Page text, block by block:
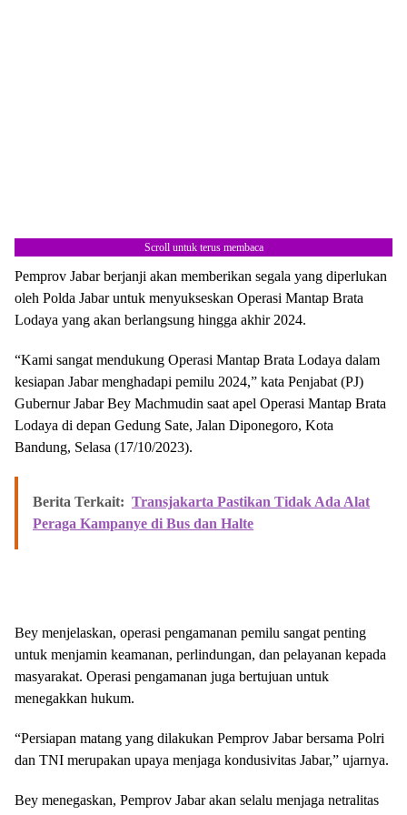
Scroll untuk terus membaca
Pemprov Jabar berjanji akan memberikan segala yang diperlukan
oleh Polda Jabar untuk menyukseskan Operasi Mantap Brata
Lodaya yang akan berlangsung hingga akhir 2024.
“Kami sangat mendukung Operasi Mantap Brata Lodaya dalam
kesiapan Jabar menghadapi pemilu 2024,” kata Penjabat (PJ)
Gubernur Jabar Bey Machmudin saat apel Operasi Mantap Brata
Lodaya di depan Gedung Sate, Jalan Diponegoro, Kota
Bandung, Selasa (17/10/2023).
Berita Terkait: Transjakarta Pastikan Tidak Ada Alat
Peraga Kampanye di Bus dan Halte
Bey menjelaskan, operasi pengamanan pemilu sangat penting
untuk menjamin keamanan, perlindungan, dan pelayanan kepada
masyarakat. Operasi pengamanan juga bertujuan untuk
menegakkan hukum.
“Persiapan matang yang dilakukan Pemprov Jabar bersama Polri
dan TNI merupakan upaya menjaga kondusivitas Jabar,” ujarnya.
Bey menegaskan, Pemprov Jabar akan selalu menjaga netralitas